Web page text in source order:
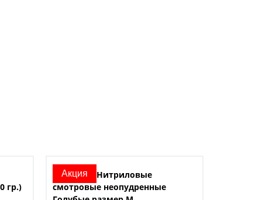
гр.)
Акция
Перчатки Нитриловые
смотровые неопудренные